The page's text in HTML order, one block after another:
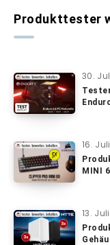
Produkttester
30.
16.
MINI
13.